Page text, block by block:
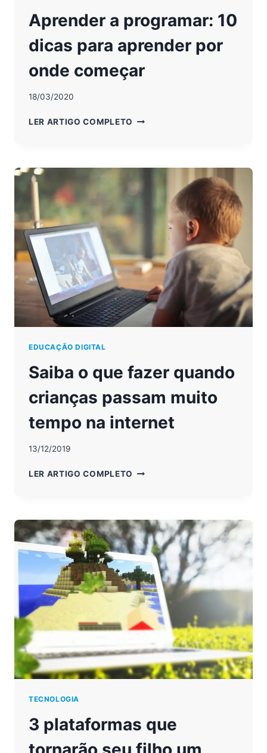
Aprender a programar: 10
dicas para aprender por
onde começar
18/03/2020
LER ARTIGO COMPLETO APRENDER
DICAS
PARA
APRENDER
ONDE
COMEÇAR
EDUCAÇÃO DIGITAL
Saiba o que fazer quando
crianças passam muito
tempo na internet
13/12/2019
LER ARTIGO COMPLETO SAIBA
QUANDO
CRIANÇAS
PASSAM
MUITO
TEMPO
NA
INTERNET
TECNOLOGIA
3 plataformas que